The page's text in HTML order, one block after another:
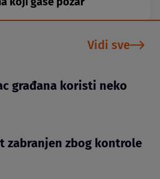
Vidi sve
građana koristi neko
zabranjen zbog kontrole